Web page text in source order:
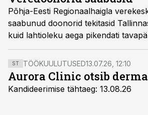
Põhja-Eesti Regionaalhaigla verekeskuse kutse
saabunud doonorid tekitasid
kuid lahtioleku aega pikendati tavapärasest hilisemate
õhtutundideni, et viimased vereloovutajad saaksid oma
annetuse teha.
ST TÖÖKUULUTUSED13.07.26, 12:10
Aurora Clinic otsib
Kandideerimise tähtaeg: 13.08.26